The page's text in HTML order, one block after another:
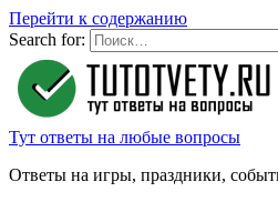
Перейти к содержанию
Search for:
Тут ответы на любые вопросы
Ответы на игры, праздники,